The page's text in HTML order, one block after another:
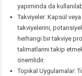
yapımında da
Takviyeler: Kapsül
takviyelerini,
herhangi bir takviye
talimatlarını takip
önemlidir.
Topikal Uygulamalar: